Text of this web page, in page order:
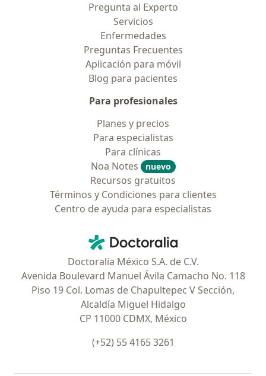
Pregunta al Experto
Servicios
Enfermedades
Preguntas Frecuentes
Aplicación para móvil
Blog para pacientes
Para profesionales
Planes y precios
Para especialistas
Para clínicas
Noa Notes
nuevo
Recursos gratuitos
Términos y Condiciones para clientes
Centro de ayuda para especialistas
Doctoralia - Página de inicio
Doctoralia México S.A. de C.V.
Avenida Boulevard Manuel Ávila Camacho No. 118
Piso 19 Col. Lomas de Chapultepec V Sección,
Alcaldía Miguel Hidalgo
CP 11000 CDMX, México
(+52) 55 4165 3261